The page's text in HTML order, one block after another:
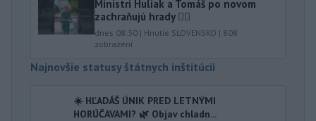
Ministri Huliak a Tomáš po novom
zachraňujú hrady 🤦‍♂️
dnes 08:30 | Hnutie SLOVENSKO | 808
zobrazení
Najnovšie statusy štátnych inštitúcií
☀️ HĽADÁŠ ÚNIK PRED LETNÝMI
HORÚČAVAMI? 🌿 Objav chladn...